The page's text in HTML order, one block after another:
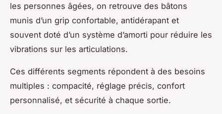
les personnes âgées, on retrouve des bâtons
munis d’un grip confortable, antidérapant et
souvent doté d’un système d’amorti pour réduire les
vibrations sur les articulations.
Ces différents segments répondent à des besoins
multiples : compacité, réglage précis, confort
personnalisé, et sécurité à chaque sortie.